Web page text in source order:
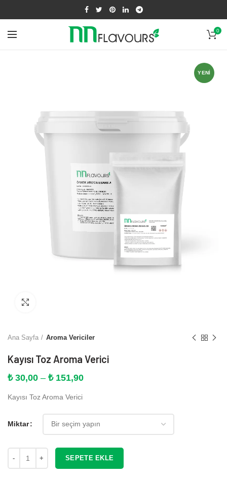
0
YENI
Ana Sayfa Aroma Vericiler
Kayısı Toz Aroma Verici
₺30,00 – ₺151,90Fiyat
Kayısı Toz Aroma Verici
Miktar
SEPETE EKLE